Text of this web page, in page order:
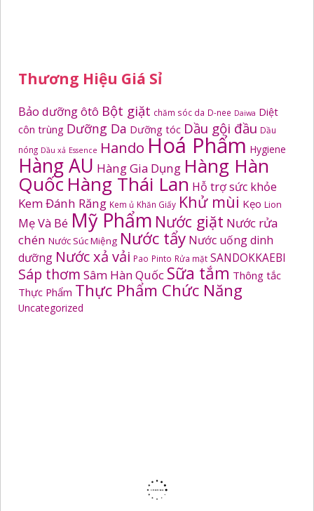
Thương Hiệu Giá Sỉ
Bảo dưỡng ôtô Bột giặt chăm sóc da D-nee Daiwa Diệt
côn trùng Dưỡng Da Dưỡng tóc Dầu gội đầu Dầu
nóng Dầu xả Essence Hando Hoá Phẩm Hygiene
Hàng AU Hàng Gia Dụng Hàng Hàn
Quốc Hàng Thái Lan Hỗ trợ sức khỏe
Kem Đánh Răng Kem ủ Khăn Giấy Khử mùi Kẹo Lion
Mẹ Và Bé Mỹ Phẩm Nước giặt Nước rửa
chén Nước Súc Miệng Nước tẩy Nước uống dinh
dưỡng Nước xả vải Pao Pinto Rửa mặt SANDOKKAEBI
Sáp thơm Sâm Hàn Quốc Sữa tắm Thông tắc
Thực Phẩm Thực Phẩm Chức Năng
Uncategorized